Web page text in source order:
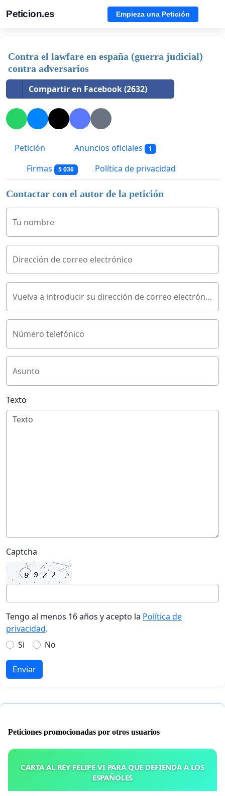
Peticion.es Empieza una Petición
Contra el lawfare en españa (guerra judicial)
contra adversarios
Compartir en Facebook (2632)
Petición Anuncios oficiales 1
Firmas 5 036 Política de privacidad
Contactar con el autor de la petición
Tu nombre
Dirección de correo electrónico
Vuelva a introducir su dirección de correo electrónico
Número telefónico
Asunto
Texto
Captcha
Tengo al menos 16 años y acepto la Política de
privacidad.
Si
No
Enviar
Peticiones promocionadas por otros usuarios
CARTA AL REY FELIPE VI PARA QUE DEFIENDA A LOS
ESPAÑOLES